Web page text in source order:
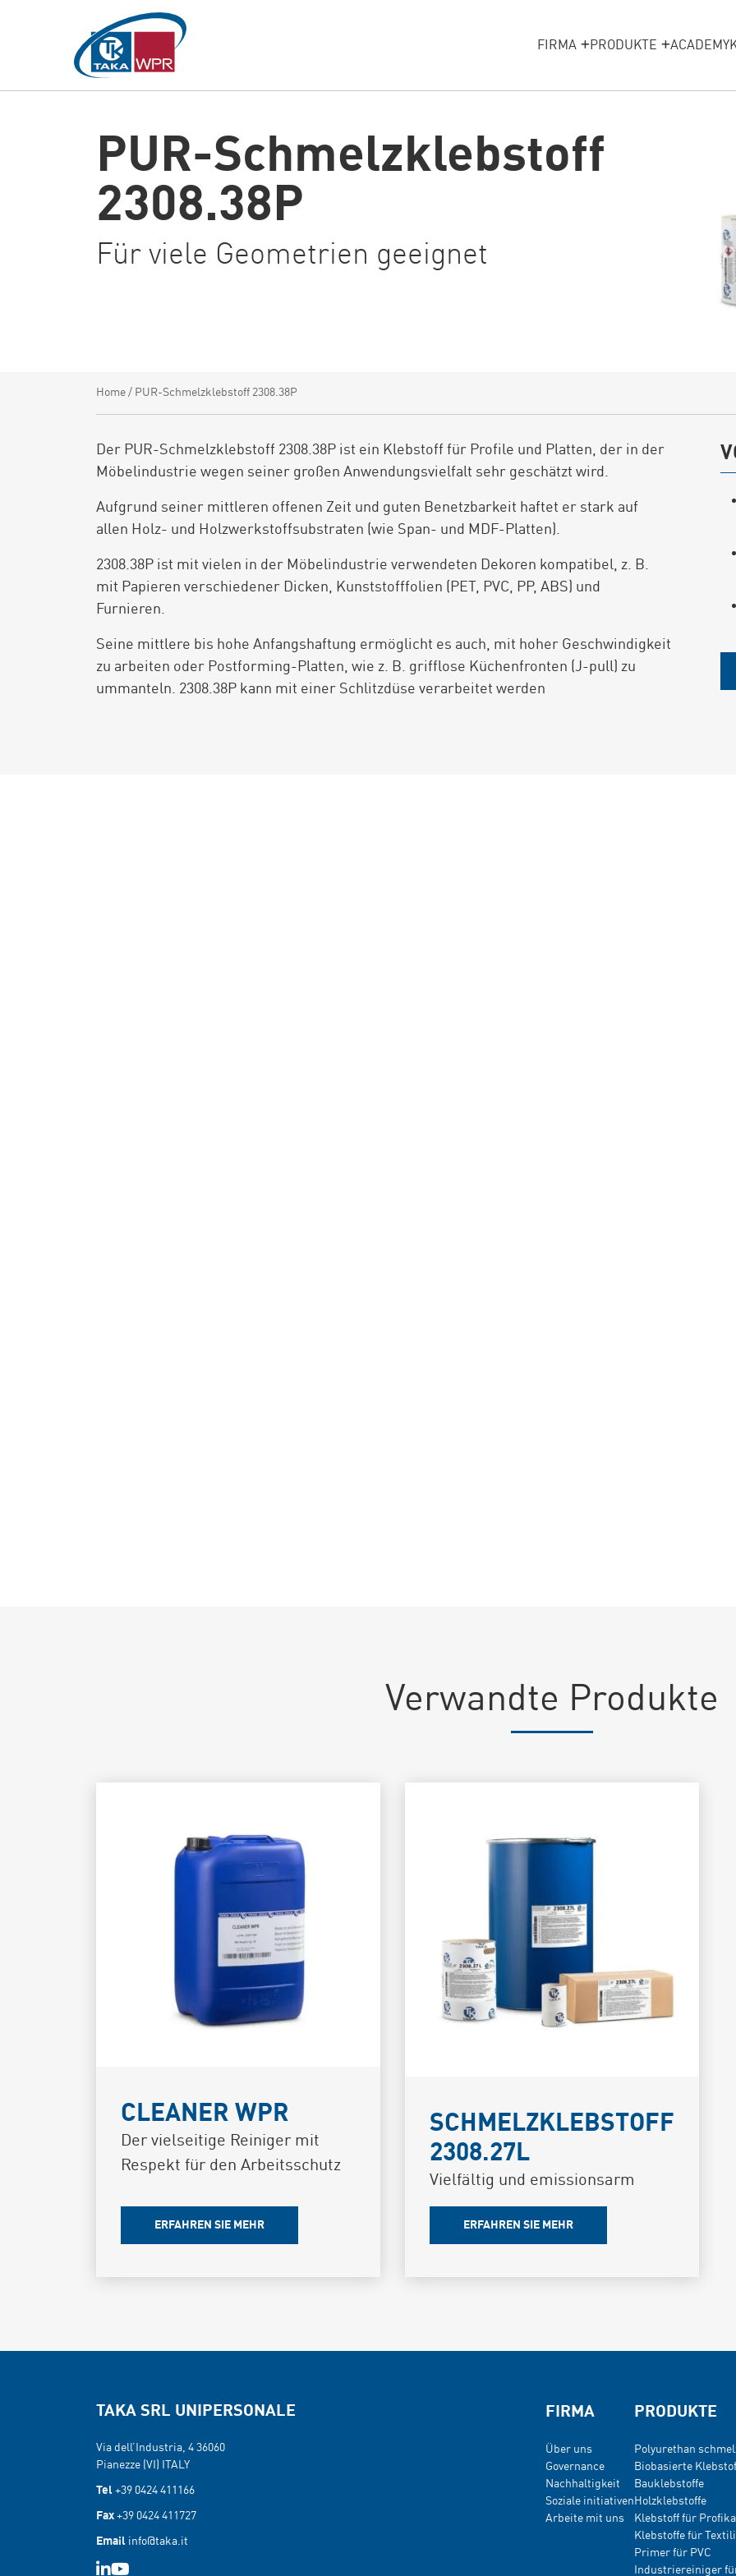
FIRMA PRODUKTE ACADEMY
PUR-Schmelzklebstoff
2308.38P
Für viele Geometrien geeignet
Home / PUR-Schmelzklebstoff 2308.38P
Der PUR-Schmelzklebstoff 2308.38P ist ein Klebstoff für Profile und Platten, der in der
Möbelindustrie wegen seiner großen Anwendungsvielfalt sehr geschätzt wird.
Aufgrund seiner mittleren offenen Zeit und guten Benetzbarkeit haftet er stark auf
allen Holz- und Holzwerkstoffsubstraten (wie Span- und MDF-Platten).
2308.38P ist mit vielen in der Möbelindustrie verwendeten Dekoren kompatibel, z. B.
mit Papieren verschiedener Dicken, Kunststofffolien (PET, PVC, PP, ABS) und
Furnieren.
Seine mittlere bis hohe Anfangshaftung ermöglicht es auch, mit hoher Geschwindigkeit
zu arbeiten oder Postforming-Platten, wie z. B. grifflose Küchenfronten (J-pull) zu
ummanteln. 2308.38P kann mit einer Schlitzdüse verarbeitet werden
Verwandte Produkte
CLEANER WPR
Der vielseitige Reiniger mit
Respekt für den Arbeitsschutz
ERFAHREN SIE MEHR
SCHMELZKLEBSTOFF
2308.27L
Vielfältig und emissionsarm
ERFAHREN SIE MEHR
TAKA SRL UNIPERSONALE
Via dell’Industria, 4 36060
Pianezze (VI) ITALY
Tel +39 0424 411166
Fax +39 0424 411727
Email info@taka.it
FIRMA
Über uns
Governance
Nachhaltigkeit
Soziale initiativen
Arbeite mit uns
PRODUKTE
Polyurethan
Biobasierte
Bauklebstoffe
Holzklebstoffe
Klebstoff für
Klebstoffe für
Primer für PVC
Industriereiniger